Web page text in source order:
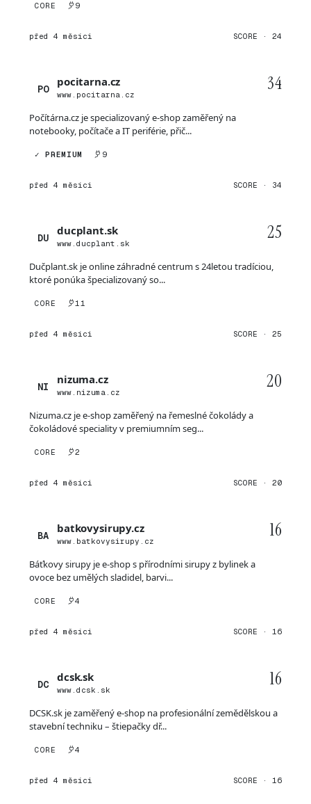
CORE 9
před 4 měsíci SCORE · 24
PO
pocitarna.cz
www.pocitarna.cz
34
Počítárna.cz je specializovaný e-shop zaměřený na
notebooky, počítače a IT periférie, přič...
✓ PREMIUM 9
před 4 měsíci SCORE · 34
DU
ducplant.sk
www.ducplant.sk
25
Dučplant.sk je online záhradné centrum s 24letou tradíciou,
ktoré ponúka špecializovaný so...
CORE 11
před 4 měsíci SCORE · 25
NI
nizuma.cz
www.nizuma.cz
20
Nizuma.cz je e-shop zaměřený na řemeslné čokolády a
čokoládové speciality v premiumním seg...
CORE 2
před 4 měsíci SCORE · 20
BA
batkovysirupy.cz
www.batkovysirupy.cz
16
Báťkovy sirupy je e-shop s přírodními sirupy z bylinek a
ovoce bez umělých sladidel, barvi...
CORE 4
před 4 měsíci SCORE · 16
DC
dcsk.sk
www.dcsk.sk
16
DCSK.sk je zaměřený e-shop na profesionální zemědělskou a
stavební techniku – štiepačky dř...
CORE 4
před 4 měsíci SCORE · 16